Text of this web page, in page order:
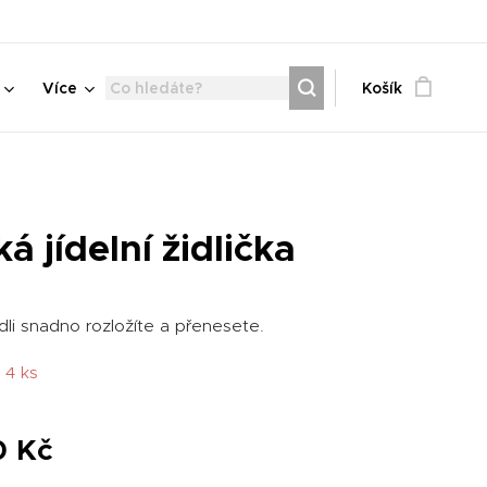
Více Košík
jídelní židlička
snadno rozložíte a přenesete.
4 ks
Kč